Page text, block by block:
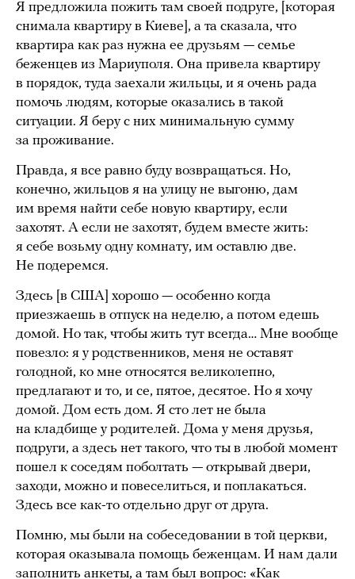
Я предложила пожить там своей подруге, [которая
снимала квартиру в Киеве], а та сказала, что
квартира как раз нужна ее друзьям — семье
беженцев из Мариуполя. Она привела квартиру
в порядок, туда заехали жильцы, и я очень рада
помочь людям, которые оказались в такой
ситуации. Я беру с них минимальную сумму
за проживание.
Правда, я все равно буду возвращаться. Но,
конечно, жильцов я на улицу не выгоню, дам
им время найти себе новую квартиру, если
захотят. А если не захотят, будем вместе жить:
я себе возьму одну комнату, им оставлю две.
Не подеремся.
Здесь [в США] хорошо — особенно когда
приезжаешь в отпуск на неделю, а потом едешь
домой. Но так, чтобы жить тут всегда… Мне вообще
повезло: я у родственников, меня не оставят
голодной, ко мне относятся великолепно,
предлагают и то, и се, пятое, десятое. Но я хочу
домой. Дом есть дом. Я сто лет не была
на кладбище у родителей. Дома у меня друзья,
подруги, а здесь нет такого, что ты в любой момент
пошел к соседям поболтать — открывай двери,
заходи, можно и повеселиться, и поплакаться.
Здесь все как-то отдельно друг от друга.
Помню, мы были на собеседовании в той церкви,
которая оказывала помощь беженцам. И нам дали
заполнить анкеты, а там был вопрос: «Как